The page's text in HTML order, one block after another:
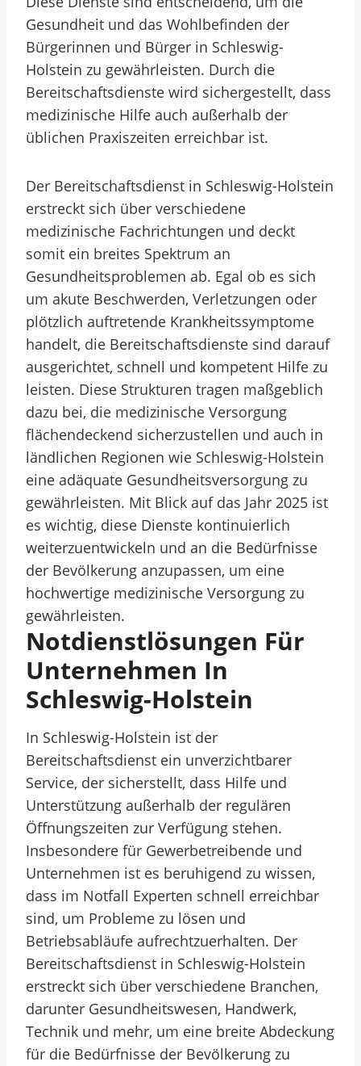
Gesundheit und das Wohlbefinden der
Bürgerinnen und Bürger in Schleswig-
Holstein zu gewährleisten. Durch die
Bereitschaftsdienste wird sichergestellt, dass
medizinische Hilfe auch außerhalb der
üblichen Praxiszeiten erreichbar ist.
Der Bereitschaftsdienst in Schleswig-Holstein
erstreckt sich über verschiedene
medizinische Fachrichtungen und deckt
somit ein breites Spektrum an
Gesundheitsproblemen ab. Egal ob es sich
um akute Beschwerden, Verletzungen oder
plötzlich auftretende Krankheitssymptome
handelt, die Bereitschaftsdienste sind darauf
ausgerichtet, schnell und kompetent Hilfe zu
leisten. Diese Strukturen tragen maßgeblich
dazu bei, die medizinische Versorgung
flächendeckend sicherzustellen und auch in
ländlichen Regionen wie Schleswig-Holstein
eine adäquate Gesundheitsversorgung zu
gewährleisten. Mit Blick auf das Jahr 2025 ist
es wichtig, diese Dienste kontinuierlich
weiterzuentwickeln und an die Bedürfnisse
der Bevölkerung anzupassen, um eine
hochwertige medizinische Versorgung zu
gewährleisten.
Notdienstlösungen Für
Unternehmen In
Schleswig-Holstein
In Schleswig-Holstein ist der
Bereitschaftsdienst ein unverzichtbarer
Service, der sicherstellt, dass Hilfe und
Unterstützung außerhalb der regulären
Öffnungszeiten zur Verfügung stehen.
Insbesondere für Gewerbetreibende und
Unternehmen ist es beruhigend zu wissen,
dass im Notfall Experten schnell erreichbar
sind, um Probleme zu lösen und
Betriebsabläufe aufrechtzuerhalten. Der
Bereitschaftsdienst in Schleswig-Holstein
erstreckt sich über verschiedene Branchen,
darunter Gesundheitswesen, Handwerk,
Technik und mehr, um eine breite Abdeckung
für die Bedürfnisse der Bevölkerung zu